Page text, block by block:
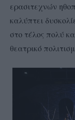
ερασιτεχνών
καλύπτει
στο τέλος πολύ
θεατρικό